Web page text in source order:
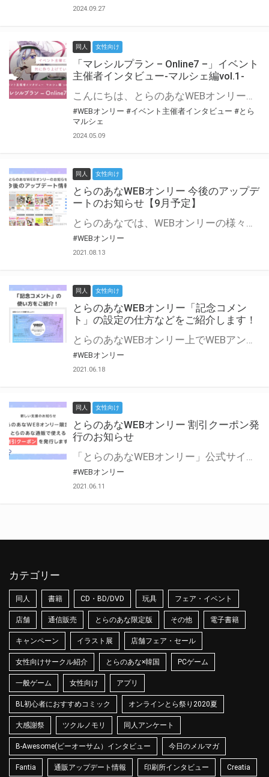
2024.09.27
同人 女性向け
「マレシルプラン – Online7 –」イベント
主催者インタビュー-マルシェ編vol.1-
こんにちは、とらのあなWEBオンリー運営スタッフです。 新たにお届けする、イベント主催者インタビュー-マルシェ編-は、 とらのあなWEBオンリー「マルシェ」をご利用した主催様に 「マルシェ」を使って開催した感想や心がけをお聞きする企画です。 今回は、WEBオンリー開催7回目迎えた「マレシルプラン – Online7 –」より、 主催の玉川うた様にお話を伺いました。 ▼マレシルプランのインタビュー前回記事 「イベント主催者インタビュー vol.6」はこちら 協力：玉川うた様（マレシルプラン実行委員会 代表）／イベント公式Twitter（@mallesil_plan） とらのあなWEBオンリー「マルシェ」とは？ WEBオンリーでリアルタイムでコミュニケーションがとれるオンライン会場です。
#WEBオンリー #イベント主催者インタビュー #とら
マルシェ
2024.05.09
同人 女性向け
とらのあなWEBオンリー 今後のアップデ
ートのお知らせ【9月予定】
とらのあなでは、WEBオンリーの様々な支援を実施しています。 今回は2021年9月に実装を予定しているアップデート情報についてご紹介いたします。 とらのあなWEBオンリーサイトはこちら
#WEBオンリー
2021.08.13
同人 女性向け
とらのあなWEBオンリー「記念コメン
ト」の設定の仕方などをご紹介します！
とらのあなWEBオンリー上でWEBアンソロジーが作成できる「記念コメント」について、その使い方や作成手順を解説します！ 支援タイプを「サークル参加型」「サークル参加型・マルシェ(イベント会場)機能付き」でお申し込みいただいている主催者様はぜひご活用ください♪ とらのあなWEBオンリーサイトはこちら
#WEBオンリー
2021.06.18
同人 女性向け
とらのあなWEBオンリー 割引クーポン発
行のお知らせ
「とらのあなWEBオンリー」公式サイトでとらのあな通販の「割引クーポン」を配布中！ イベントごとに開催当日限定で使える割引クーポンのシリアルコードを発行します。 とらのあなWEBオンリーのページをチェックして、イベント当日にお得にお買い物を楽しみましょう♪ ※本キャンペーンは予告なく終了する場合がございます。 とらのあなWEBオンリーサイトはこちら
#WEBオンリー
2021.06.11
カテゴリー
同人 書籍 CD・BD/DVD 玩具 フェア・イベント
店舗 通信販売 とらのあな限定版 その他 電子書籍
キャンペーン イラスト展 店舗フェア・セール
女性向けサークル紹介 とらのあな×韓国 PCゲーム
一般ゲーム 女性向け アプリ
BL初心者におすすめコミック オンラインとら祭り2020夏
大感謝祭 ツクルノモリ 同人アンケート
B-Awesome(ビーオーサム）インタビュー 今日のメルマガ
Fantia 通販アップデート情報 印刷所インタビュー Creatia